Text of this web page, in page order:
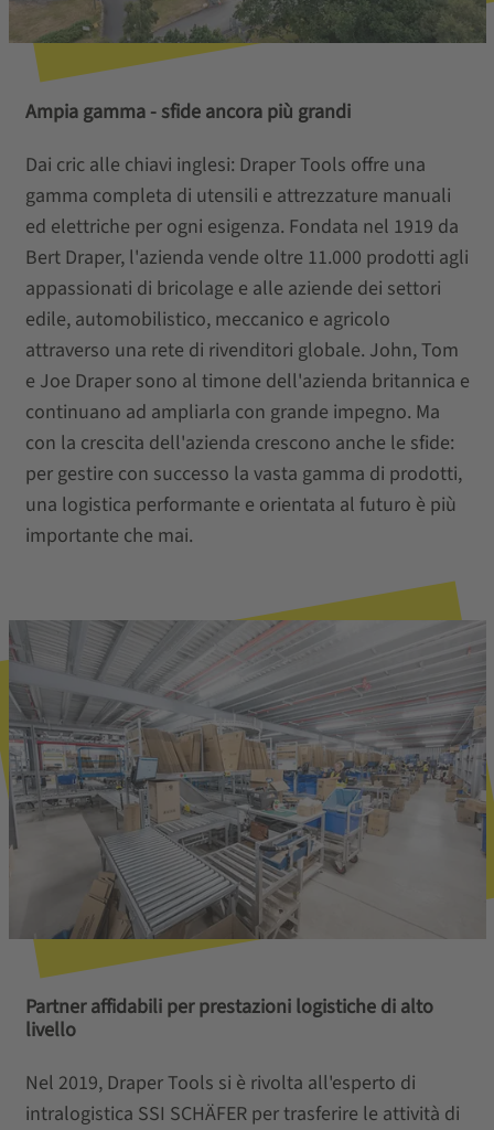
Ampia gamma - sfide ancora più grandi
Dai cric alle chiavi inglesi: Draper Tools offre una
gamma completa di utensili e attrezzature manuali
ed elettriche per ogni esigenza. Fondata nel 1919 da
Bert Draper, l'azienda vende oltre 11.000 prodotti agli
appassionati di bricolage e alle aziende dei settori
edile, automobilistico, meccanico e agricolo
attraverso una rete di rivenditori globale. John, Tom
e Joe Draper sono al timone dell'azienda britannica e
continuano ad ampliarla con grande impegno. Ma
con la crescita dell'azienda crescono anche le sfide:
per gestire con successo la vasta gamma di prodotti,
una logistica performante e orientata al futuro è più
importante che mai.
Partner affidabili per prestazioni logistiche di alto
livello
Nel 2019, Draper Tools si è rivolta all'esperto di
intralogistica SSI SCHÄFER per trasferire le attività di